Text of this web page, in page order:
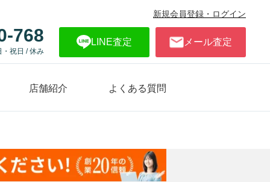
新規会員登録・ログイン
768
祝日 / 休み
LINE査定 メール査定
店舗紹介 よくある質問